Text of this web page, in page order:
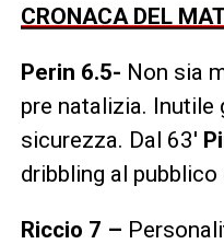
CRONACA DEL
Perin 6.5- Non sia
pre natalizia. Inutile
sicurezza. Dal 63′
dribbling al pubblico
Riccio 7 –